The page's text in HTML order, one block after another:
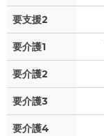
要支援2
要介護1
要介護2
要介護3
要介護4